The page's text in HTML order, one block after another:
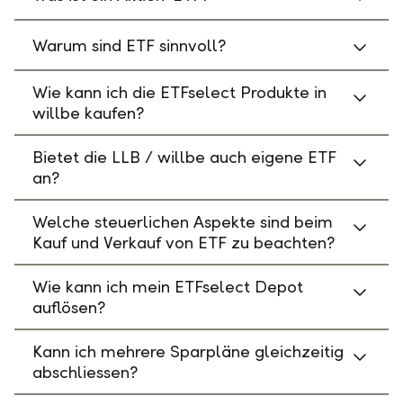
Warum sind ETF sinnvoll?
Wie kann ich die ETFselect Produkte in
willbe kaufen?
Bietet die LLB / willbe auch eigene ETF
an?
Welche steuerlichen Aspekte sind beim
Kauf und Verkauf von ETF zu beachten?
Wie kann ich mein ETFselect Depot
auflösen?
Kann ich mehrere Sparpläne gleichzeitig
abschliessen?